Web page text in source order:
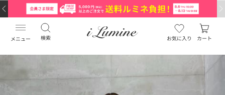
メニュー 検索 お気に入り カート